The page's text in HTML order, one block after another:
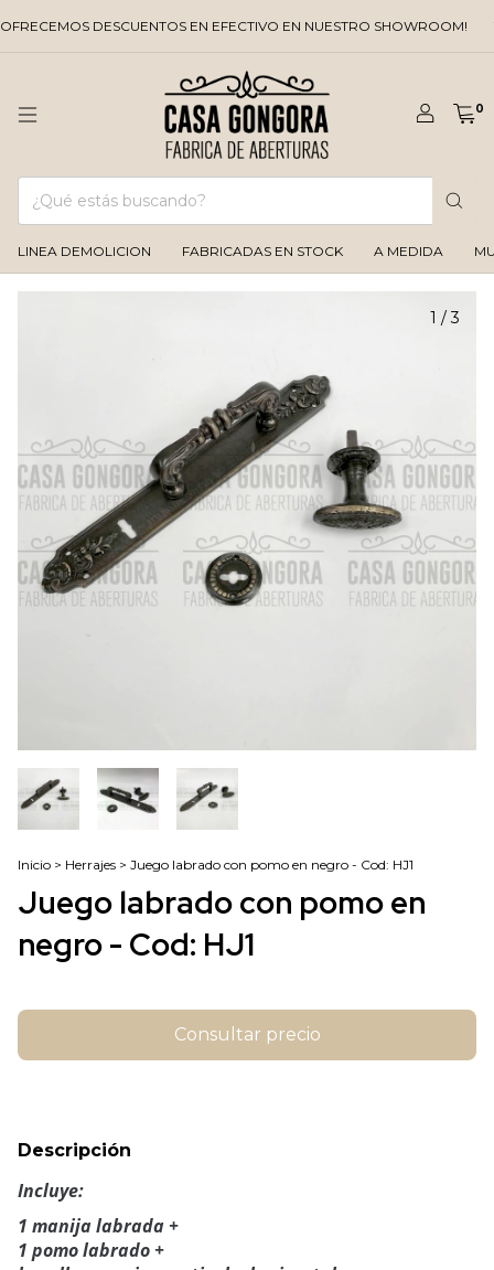
DESCUENTOS EN EFECTIVO EN NUESTRO SHOWROOM! Y LA
0
LINEA DEMOLICION FABRICADAS EN STOCK A MEDIDA
1 /3
Inicio > Herrajes > Juego labrado con pomo en negro - Cod: HJ1
Juego labrado con pomo en
negro - Cod: HJ1
Descripción
Incluye:
1 manija labrada +
1 pomo labrado +